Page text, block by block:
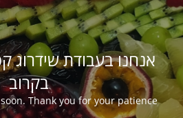
אנחנו בעבודת
בקרוב
Thank you for your patience!